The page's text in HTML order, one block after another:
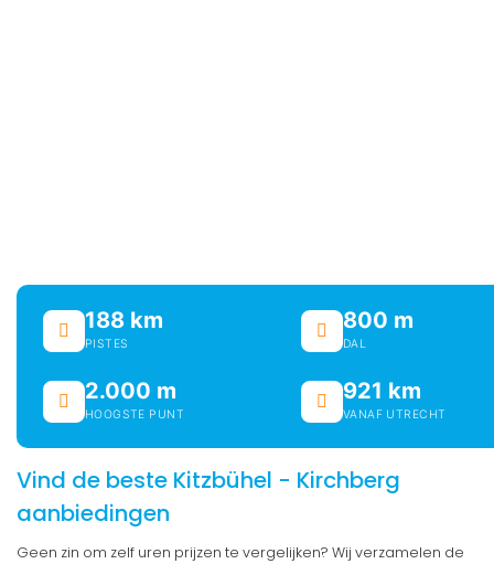
188 km
PISTES
800 m
DAL
2.000 m
HOOGSTE PUNT
921 km
VANAF UTRECHT
Vind de beste Kitzbühel - Kirchberg
aanbiedingen
Geen zin om zelf uren prijzen te vergelijken? Wij verzamelen de